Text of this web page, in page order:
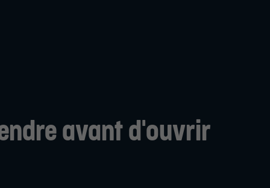
avant d'ouvrir